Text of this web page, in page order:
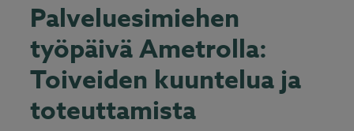
Palveluesimiehen
työpäivä Ametrolla:
Toiveiden kuuntelua ja
toteuttamista